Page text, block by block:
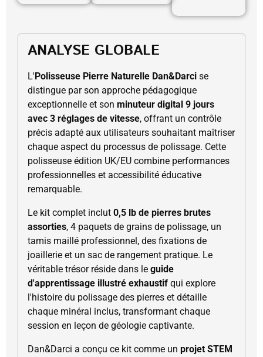
ANALYSE GLOBALE
L' Polisseuse Pierre Naturelle Dan&Darci se
distingue par son approche pédagogique
exceptionnelle et son minuteur digital 9 jours
avec 3 réglages de vitesse, offrant un contrôle
précis adapté aux utilisateurs souhaitant maîtriser
chaque aspect du processus de polissage. Cette
polisseuse édition UK/EU combine performances
professionnelles et accessibilité éducative
remarquable.
Le kit complet inclut 0,5 lb de pierres brutes
assorties, 4 paquets de grains de polissage, un
tamis maillé professionnel, des fixations de
joaillerie et un sac de rangement pratique. Le
véritable trésor réside dans le guide
d'apprentissage illustré exhaustif qui explore
l'histoire du polissage des pierres et détaille
chaque minéral inclus, transformant chaque
session en leçon de géologie captivante.
Dan&Darci a conçu ce kit comme un projet STEM